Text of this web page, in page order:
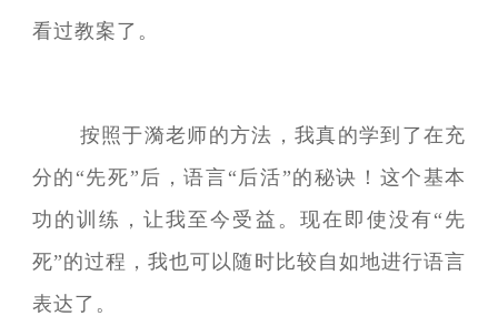
看过教案了。
按照于漪老师的方法，我真的学到了在充
分的“先死”后，语言“后活”的秘诀！这个基本
功的训练，让我至今受益。现在即使没有“先
死”的过程，我也可以随时比较自如地进行语言
表达了。